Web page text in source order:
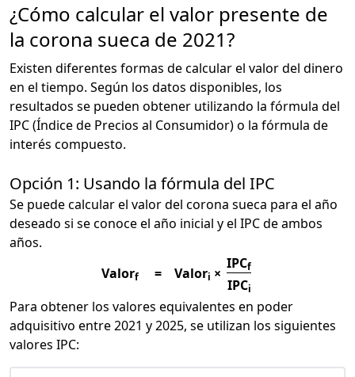
¿Cómo calcular el valor presente de
la corona sueca de 2021?
Existen diferentes formas de calcular el valor del dinero
en el tiempo. Según los datos disponibles, los
resultados se pueden obtener utilizando la fórmula del
IPC (Índice de Precios al Consumidor) o la fórmula de
interés compuesto.
Opción 1: Usando la fórmula del IPC
Se puede calcular el valor del corona sueca para el año
deseado si se conoce el año inicial y el IPC de ambos
años.
Valorf = Valori ×
IPCf
IPCi
Para obtener los valores equivalentes en poder
adquisitivo entre 2021 y 2025, se utilizan los siguientes
valores IPC: